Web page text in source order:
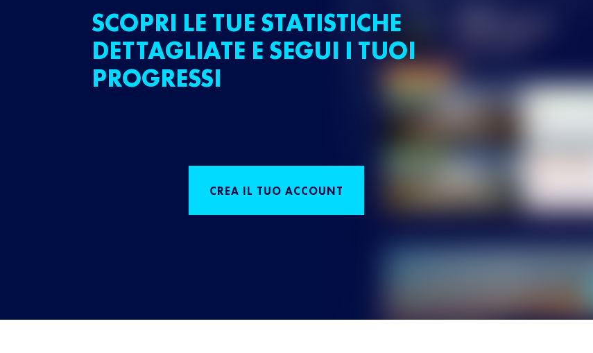
SCOPRI LE TUE STATISTICHE
DETTAGLIATE E SEGUI I TUOI
PROGRESSI
CREA IL TUO ACCOUNT